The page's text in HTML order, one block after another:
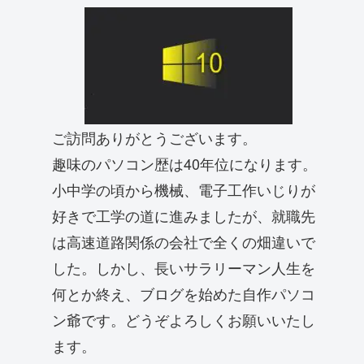
ご訪問ありがとうございます。
趣味のパソコン歴は40年位になります。
小中学の頃から機械、電子工作いじりが
好きで工学の道に進みましたが、就職先
は高速道路関係の会社で全くの畑違いで
した。しかし、長いサラリーマン人生を
何とか終え、ブログを始めた自作パソコ
ン爺です。どうぞよろしくお願いいたし
ます。